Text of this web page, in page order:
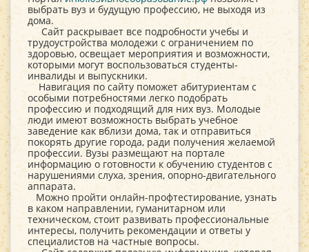
выбрать вуз и будущую профессию, не выходя из
дома.
Сайт раскрывает все подробности учебы и
трудоустройства молодежи с ограничением по
здоровью, освещает мероприятия и возможности,
которыми могут воспользоваться студенты-
инвалиды и выпускники.
Навигация по сайту поможет абитуриентам с
особыми потребностями легко подобрать
профессию и подходящий для них вуз. Молодые
люди имеют возможность выбрать учебное
заведение как вблизи дома, так и отправиться
покорять другие города, ради получения желаемой
профессии. Вузы размещают на портале
информацию о готовности к обучению студентов с
нарушениями слуха, зрения, опорно-двигательного
аппарата.
Можно пройти онлайн-профтестирование, узнать
в каком направлении, гуманитарном или
техническом, стоит развивать профессиональные
интересы, получить рекомендации и ответы у
специалистов на частные вопросы.